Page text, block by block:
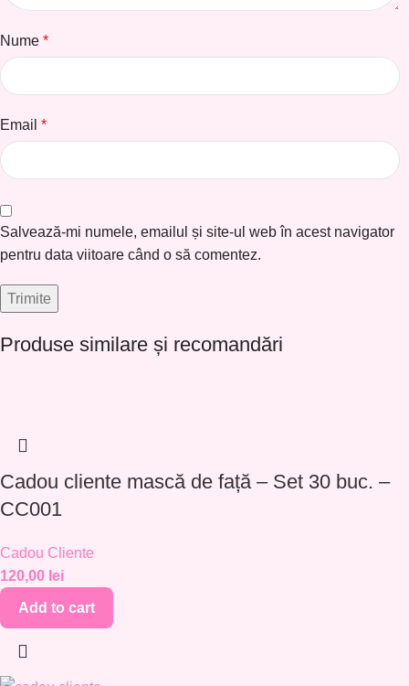
Nume *
Email *
Salvează-mi numele, emailul și site-ul web în acest navigator
pentru data viitoare când o să comentez.
Produse similare și recomandări
Cadou cliente mască de față – Set 30 buc. –
CC001
Cadou Cliente
120,00 lei
Add to cart